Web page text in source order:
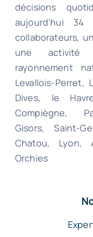
décisions
aujourd’hui
collaborateurs,
une activité
rayonnement
Levallois-Perret,
Dives, le
Compiègne,
Gisors, Saint-
Chatou, Lyon,
Orchies